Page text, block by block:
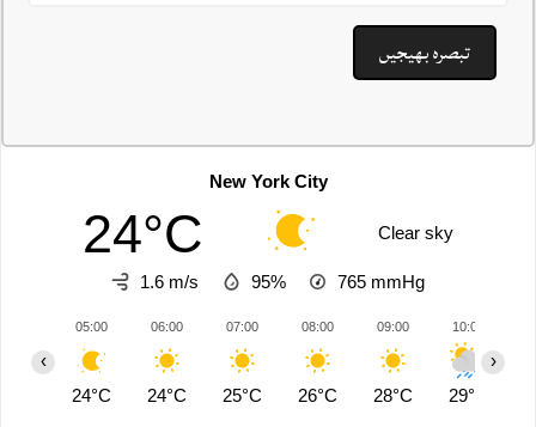
New York City
24°C Clear sky
1.6 m/s 95% 765 mmHg
05:00
24°C
06:00
24°C
07:00
25°C
08:00
26°C
09:00
28°C
10:00
29°C
‹ ›